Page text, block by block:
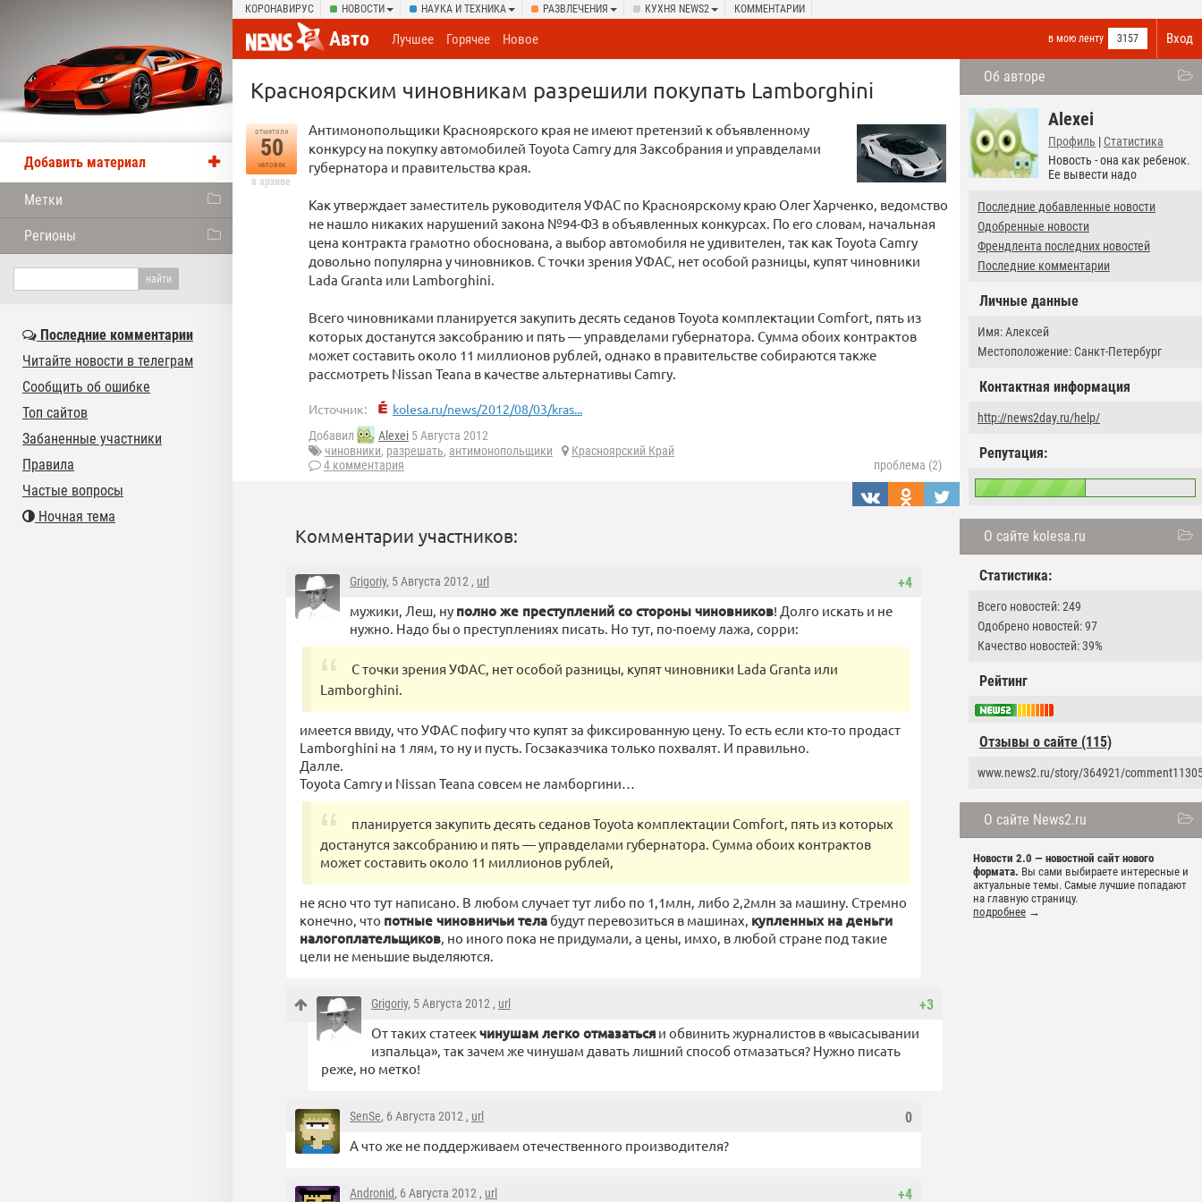
КОРОНАВИРУС НОВОСТИ НАУКА И ТЕХНИКА РАЗВЛЕЧЕНИЯ КУХНЯ NEWS2 КОММЕНТАРИИ
Вход
Авто в мою ленту 3157
Лучшее Горячее Новое
Об авторе
Alexei
Профиль | Статистика
Новость - она как ребенок.
Ее вывести надо
Последние добавленные новости
Одобренные новости
Френдлента последних новостей
Последние комментарии
Личные данные
Имя: Алексей
Местоположение: Санкт-Петербург
Контактная информация
http://news2day.ru/help/
Репутация:
О сайте kolesa.ru
Статистика:
Всего новостей: 249
Одобрено новостей: 97
Качество новостей: 39%
Рейтинг
Отзывы о сайте (115)
www.news2.ru/story/364921/
О сайте News2.ru
Новости 2.0 — новостной сайт нового
формата. Вы сами выбираете интересные и
актуальные темы. Самые лучшие попадают
на главную страницу.
подробнее →
Красноярским чиновникам разрешили покупать Lamborghini
отметили
50
человек
в архиве
Антимонопольщики Красноярского края не имеют претензий к объявленному
конкурсу на покупку автомобилей Toyota Camry для Заксобрания и управделами
губернатора и правительства края.
Как утверждает заместитель руководителя УФАС по Красноярскому краю Олег Харченко, ведомство
не нашло никаких нарушений закона №94-ФЗ в объявленных конкурсах. По его словам, начальная
цена контракта грамотно обоснована, а выбор автомобиля не удивителен, так как Toyota Camry
довольно популярна у чиновников. С точки зрения УФАС, нет особой разницы, купят чиновники
Lada Granta или Lamborghini.
Всего чиновниками планируется закупить десять седанов Toyota комплектации Comfort, пять из
которых достанутся заксобранию и пять — управделами губернатора. Сумма обоих контрактов
может составить около 11 миллионов рублей, однако в правительстве собираются также
рассмотреть Nissan Teana в качестве альтернативы Camry.
Источник: kolesa.ru/news/2012/08/03/kras...
Добавил Alexei 5 Августа 2012
чиновники, разрешать, антимонопольщики
Красноярский Край
4 комментария
проблема (2)
Комментарии участников:
+4
Grigoriy, 5 Августа 2012 , url
мужики, Леш, ну полно же преступлений со стороны чиновников! Долго искать и не
нужно. Надо бы о преступлениях писать. Но тут, по-поему лажа, сорри:
С точки зрения УФАС, нет особой разницы, купят чиновники Lada Granta или
Lamborghini.
имеется ввиду, что УФАС пофигу что купят за фиксированную цену. То есть если кто-то продаст
Lamborghini на 1 лям, то ну и пусть. Госзаказчика только похвалят. И правильно.
Далле.
Toyota Camry и Nissan Teana совсем не ламборгини…
планируется закупить десять седанов Toyota комплектации Comfort, пять из которых
достанутся заксобранию и пять — управделами губернатора. Сумма обоих контрактов
может составить около 11 миллионов рублей,
не ясно что тут написано. В любом случает тут либо по 1,1млн, либо 2,2млн за машину. Стремно
конечно, что потные чиновничьи тела будут перевозиться в машинах, купленных на деньги
налогоплательщиков, но иного пока не придумали, а цены, имхо, в любой стране под такие
цели не меньшие выделяются.
+3
Grigoriy, 5 Августа 2012 , url
От таких статеекчинушам легко отмазаться и обвинить журналистов в «высасывании
изпальца», так зачем же чинушам давать лишний способ отмазаться? Нужно писать
реже, но метко!
0
SenSe, 6 Августа 2012 , url
А что же не поддерживаем отечественного производителя?
+4
Andronid, 6 Августа 2012 , url
Добавить материал
Метки
Регионы
Последние комментарии
Читайте новости в телеграм
Сообщить об ошибке
Топ сайтов
Забаненные участники
Правила
Частые вопросы
Ночная тема